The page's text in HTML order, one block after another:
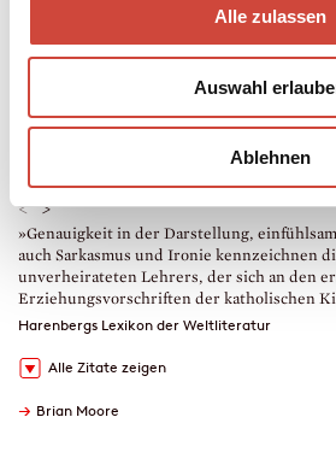
Alle zulassen
Auswahl
Ablehnen
erschienen am 10. Oktober 2018
* unverb. Preisempfehlung
< >
»Genauigkeit in der Darstellung,
auch Sarkasmus und Ironie kennzeichnen
unverheirateten Lehrers, der sich an den
Erziehungsvorschriften der katholischen
Harenbergs Lexikon der Weltliteratur
Alle Zitate zeigen
→ Brian Moore